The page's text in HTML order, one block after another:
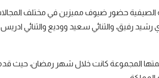
الصيفية حضور ضيوف مميزين في مختلف
رشيد رفيق، والثنائي سعيد ووديع والثنائي
المجموعة كانت خلال شهر رمضان، حيث